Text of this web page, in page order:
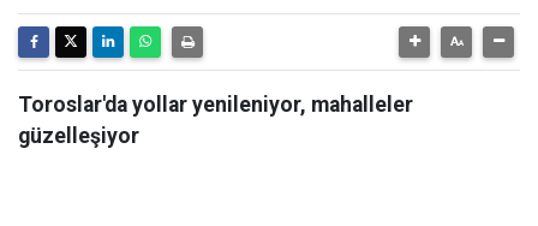
Toroslar'da yollar yenileniyor, mahalleler
güzelleşiyor